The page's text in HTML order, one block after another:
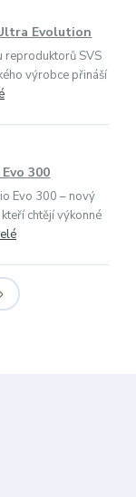
Evolution
reproduktorů SVS
výrobce přináší
300
Evo 300 – nový
chtějí výkonné